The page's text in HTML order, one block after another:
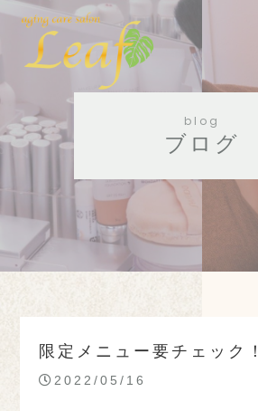
blog
ブログ
限定メニュー要チェック！
2022/05/16